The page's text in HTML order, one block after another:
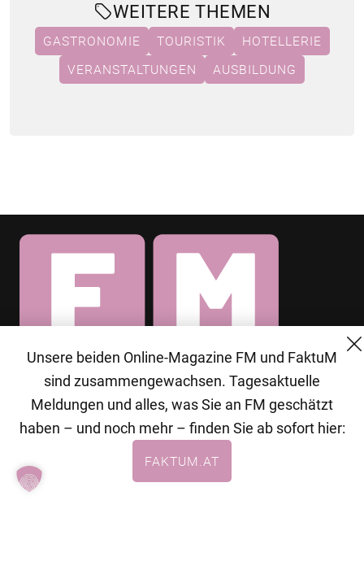
WEITERE THEMEN
GASTRONOMIE TOURISTIK
HOTELLERIE
VERANSTALTUNGEN
AUSBILDUNG
© 2026 MG Mediengruppe GmbH
MG Mediengruppe GmbH
Burgring 1/7
1010 Wien
+43 (1) 522 14 14
Unsere beiden Online-Magazine FM und FaktuM
sind zusammengewachsen. Tagesaktuelle
Meldungen und alles, was Sie an FM geschätzt
haben – und noch mehr – finden Sie ab sofort hier:
FAKTUM.AT